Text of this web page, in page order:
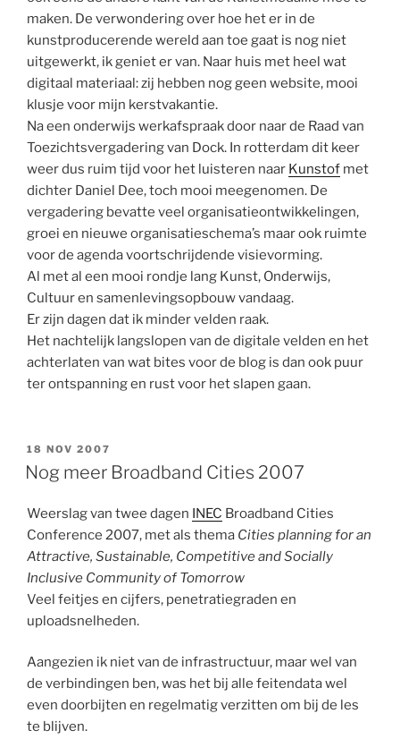
maken. De verwondering over hoe het er in de
kunstproducerende wereld aan toe gaat is nog niet
uitgewerkt, ik geniet er van. Naar huis met heel wat
digitaal materiaal: zij hebben nog geen website, mooi
klusje voor mijn kerstvakantie.
Na een onderwijs werkafspraak door naar de Raad van
Toezichtsvergadering van Dock. In rotterdam dit keer
weer dus ruim tijd voor het luisteren naar Kunstof met
dichter Daniel Dee, toch mooi meegenomen. De
vergadering bevatte veel organisatieontwikkelingen,
groei en nieuwe organisatieschema’s maar ook ruimte
voor de agenda voortschrijdende visievorming.
Al met al een mooi rondje lang Kunst, Onderwijs,
Cultuur en samenlevingsopbouw vandaag.
Er zijn dagen dat ik minder velden raak.
Het nachtelijk langslopen van de digitale velden en het
achterlaten van wat bites voor de blog is dan ook puur
ter ontspanning en rust voor het slapen gaan.
GEPLAATST
OP
18 NOV 2007
Nog meer Broadband Cities 2007
Weerslag van twee dagen INEC Broadband Cities
Conference 2007, met als thema Cities planning for an
Attractive, Sustainable, Competitive and Socially
Inclusive Community of Tomorrow
Veel feitjes en cijfers, penetratiegraden en
uploadsnelheden.
Aangezien ik niet van de infrastructuur, maar wel van
de verbindingen ben, was het bij alle feitendata wel
even doorbijten en regelmatig verzitten om bij de les
te blijven.